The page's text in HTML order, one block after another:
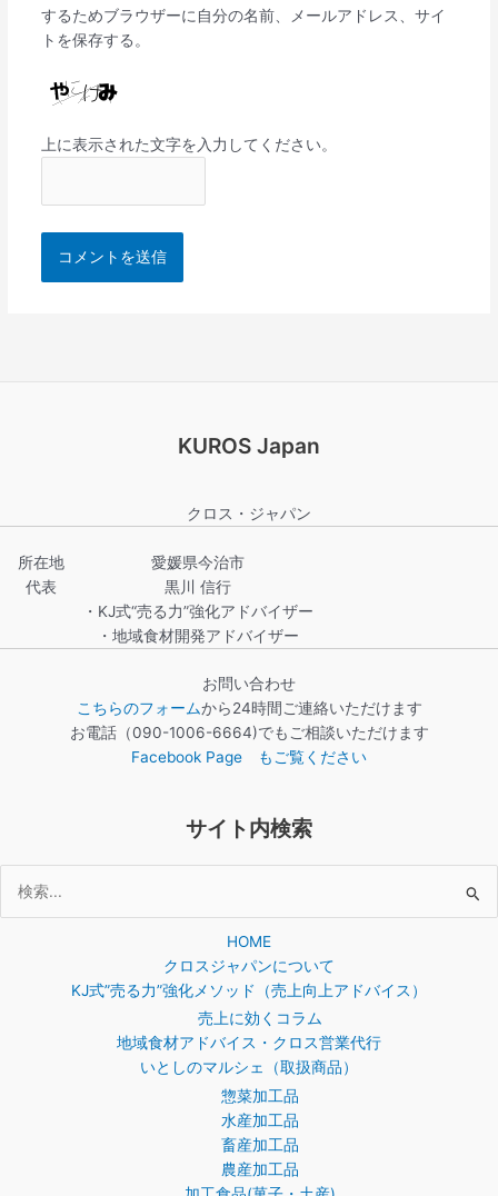
するためブラウザーに自分の名前、メールアドレス、サイ
トを保存する。
上に表示された文字を入力してください。
KUROS Japan
クロス・ジャパン
所在地
代表
愛媛県今治市
黒川 信行
・KJ式“売る力”強化アドバイザー
・地域食材開発アドバイザー
お問い合わせ
こちらのフォームから24時間ご連絡いただけます
お電話（090-1006-6664)でもご相談いただけます
Facebook Page もご覧ください
サイト内検索
索
HOME
クロスジャパンについて
KJ式”売る力”強化メソッド（売上向上アドバイス）
売上に効くコラム
地域食材アドバイス・クロス営業代行
いとしのマルシェ（取扱商品）
惣菜加工品
水産加工品
畜産加工品
農産加工品